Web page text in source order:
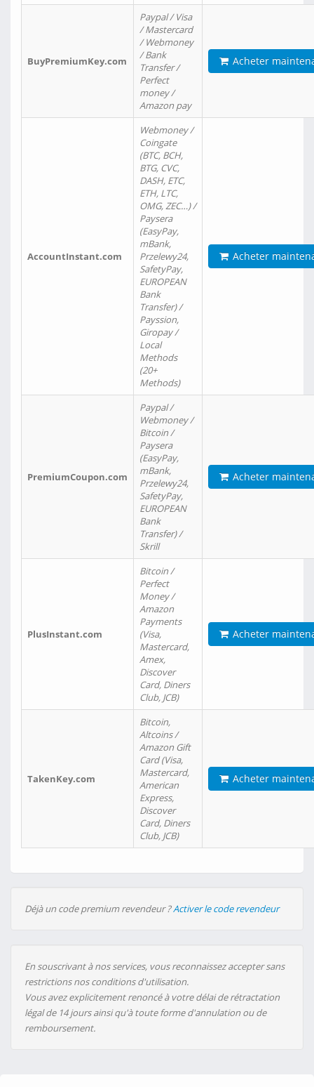
BuyPremiumKey.com
Paypal / Visa
/ Mastercard
/ Webmoney
/ Bank
Transfer /
Perfect
money /
Amazon pay
Acheter
AccountInstant.com
Webmoney /
Coingate
(BTC, BCH,
BTG, CVC,
DASH, ETC,
ETH, LTC,
OMG, ZEC…) /
Paysera
(EasyPay,
mBank,
Przelewy24,
SafetyPay,
EUROPEAN
Bank
Transfer) /
Payssion,
Giropay /
Local
Methods
(20+
Methods)
Acheter
PremiumCoupon.com
Paypal /
Webmoney /
Bitcoin /
Paysera
(EasyPay,
mBank,
Przelewy24,
SafetyPay,
EUROPEAN
Bank
Transfer) /
Skrill
Acheter
PlusInstant.com
Bitcoin /
Perfect
Money /
Amazon
Payments
(Visa,
Mastercard,
Amex,
Discover
Card, Diners
Club, JCB)
Acheter
TakenKey.com
Bitcoin,
Altcoins /
Amazon Gift
Card (Visa,
Mastercard,
American
Express,
Discover
Card, Diners
Club, JCB)
Acheter
Déjà un code premium revendeur ?Activer le code revendeur
En souscrivant à nos services, vous reconnaissez accepter sans
restrictions nos conditions d'utilisation.
Vous avez explicitement renoncé à votre délai de rétractation
légal de 14 jours ainsi qu'à toute forme d'annulation ou de
remboursement.